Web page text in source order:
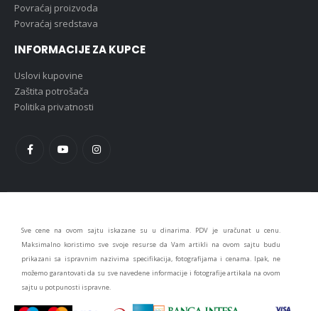
Povraćaj proizvoda
Povraćaj sredstava
INFORMACIJE ZA KUPCE
Uslovi kupovine
Zaštita potrošača
Politika privatnosti
Sve cene na ovom sajtu iskazane su u dinarima. PDV je uračunat u cenu.
Maksimalno koristimo sve svoje resurse da Vam artikli na ovom sajtu budu
prikazani sa ispravnim nazivima specifikacija, fotografijama i cenama. Ipak, ne
možemo garantovati da su sve navedene informacije i fotografije artikala na ovom
sajtu u potpunosti ispravne.